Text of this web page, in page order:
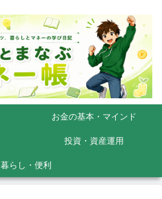
お金の基本・マインド
投資・資産運用
暮らし・便利